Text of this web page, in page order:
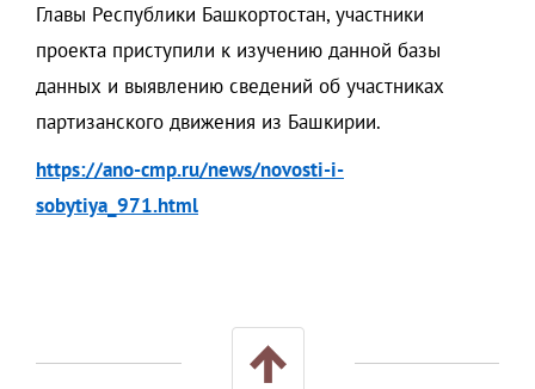
Главы Республики Башкортостан, участники
проекта приступили к изучению данной базы
данных и выявлению сведений об участниках
партизанского движения из Башкирии.
https://ano-cmp.ru/news/novosti-i-
sobytiya_971.html